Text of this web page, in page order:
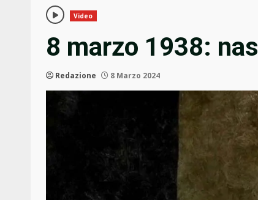
Video
8 marzo 1938:
Redazione 8 Marzo 2024